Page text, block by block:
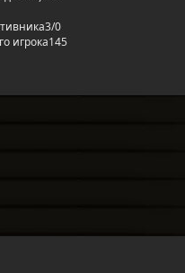
3/0
игрока145